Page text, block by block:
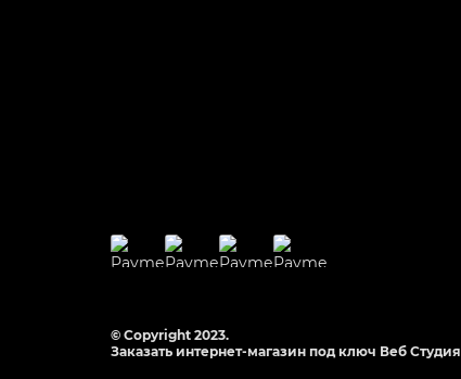
© Copyright 2023.
Заказать интернет-магазин под ключ Веб Студия